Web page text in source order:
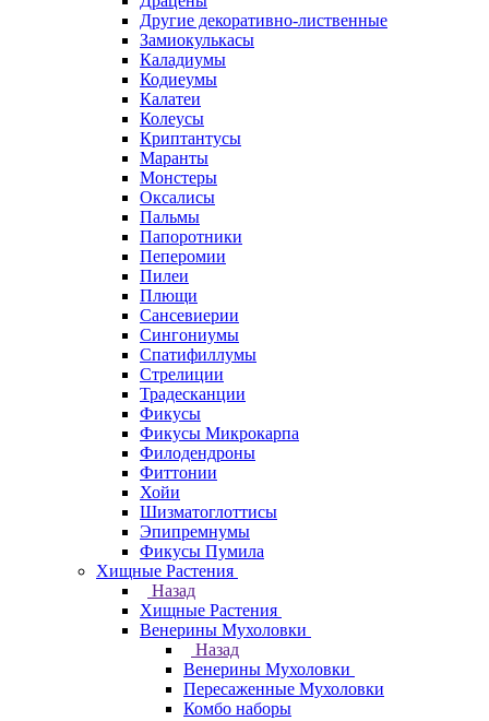
Другие декоративно-лиственные
Замиокулькасы
Каладиумы
Кодиеумы
Калатеи
Колеусы
Криптантусы
Маранты
Монстеры
Оксалисы
Пальмы
Папоротники
Пеперомии
Пилеи
Плющи
Сансевиерии
Сингониумы
Спатифиллумы
Стрелиции
Традесканции
Фикусы
Фикусы Микрокарпа
Филодендроны
Фиттонии
Хойи
Шизматоглоттисы
Эпипремнумы
Фикусы Пумила
Хищные Растения
Назад
Хищные Растения
Венерины Мухоловки
Назад
Венерины Мухоловки
Пересаженные Мухоловки
Комбо наборы